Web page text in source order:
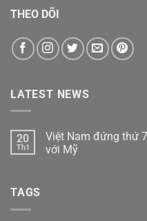
THEO DÕI
LATEST NEWS
20
Th1
Việt Nam đứng thứ
với Mỹ
TAGS